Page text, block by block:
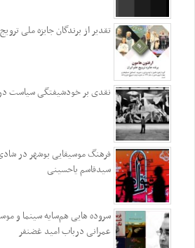
تقدیر از برندگان جایزه ملی ترویج
نقدی بر خودشیفتگی سیاست
فرهنگ موسیقایی بوشهر در
سیدقاسم یاحسینی
سروده هایی هم‌سایه سینما و
عمرانی درباب امید غضنفر